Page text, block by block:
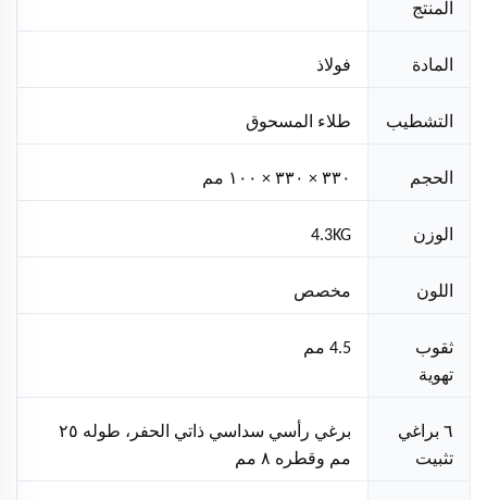
المنتج
المادة فولاذ
التشطيب طلاء المسحوق
الحجم ٣٣٠ × ٣٣٠ × ١٠٠ مم
الوزن 4.3KG
اللون مخصص
ثقوب
تهوية
4.5 مم
٦ براغي
تثبيت
برغي رأسي سداسي ذاتي الحفر، طوله ٢٥
مم وقطره ٨ مم